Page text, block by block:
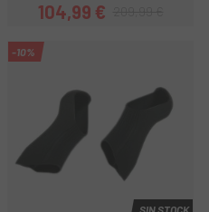
Precio
104,99 €Precio regular
-10%